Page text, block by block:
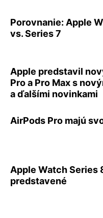
Porovnanie: Apple
vs. Series 7
Apple predstavil
Pro a Pro Max s
a ďalšími novinkami
AirPods Pro majú
Apple Watch Series
predstavené